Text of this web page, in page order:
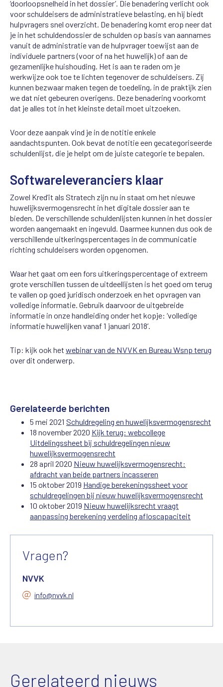
‘doorloopsnelheid in het dossier’. Die benadering verlicht ook
voor schuldeisers de administratieve belasting, en hij biedt
hulpvragers snel overzicht. De benadering komt erop neer dat
je in het schuldendossier de schulden op basis van aannames
vanuit de administratie van de hulpvrager toewijst aan de
individuele partners (voor of na het huwelijk) of aan de
gezamenlijke huishouding. Het is aan te raden om je
werkwijze ook toe te lichten tegenover de schuldeisers. Zij
kunnen bezwaar maken tegen de toedeling, in de praktijk zien
we dat niet gebeuren overigens. Deze benadering voorkomt
dat je alles tot in het kleinste detail moet uitzoeken.
Voor deze aanpak vind je in de notitie enkele
aandachtspunten. Ook bevat de notitie een gecategoriseerde
schuldenlijst, die je helpt om de juiste categorie te bepalen.
Softwareleveranciers klaar
Zowel Kred’it als Stratech zijn nu in staat om het nieuwe
huwelijksvermogensrecht in het digitale dossier aan te
bieden. De verschillende schuldenlijsten kunnen in het dossier
worden aangemaakt en ingevuld. Daarmee kunnen dus ook de
verschillende uitkeringspercentages in de communicatie
richting schuldeisers worden opgenomen.
Waar het gaat om een fors uitkeringspercentage of extreem
grote verschillen tussen de uitdeellijsten is het goed om terug
te vallen op goed juridisch onderzoek en het opvragen van
volledige informatie. Gebruik daarvoor de uitgebreide
informatie in onze handleiding onder het kopje: ‘volledige
informatie huwelijken vanaf 1 januari 2018’.
Tip: kijk ook het webinar van de NVVK en Bureau Wsnp terug
over dit onderwerp.
Gerelateerde berichten
5 mei 2021 Schuldregeling en huwelijksvermogensrecht
18 november 2020 Kijk terug: webcollege
Uitdelingssheet bij schuldregelingen nieuw
huwelijksvermogensrecht
28 april 2020 Nieuw huwelijksvermogensrecht:
afdracht van beide partners incasseren
15 oktober 2019 Handige berekeningssheet voor
schuldregelingen bij nieuw huwelijksvermogensrecht
10 oktober 2019 Nieuw huwelijksrecht vraagt
aanpassing berekening verdeling afloscapaciteit
Vragen?
NVVK
info@nvvk.nl
Gerelateerd nieuws